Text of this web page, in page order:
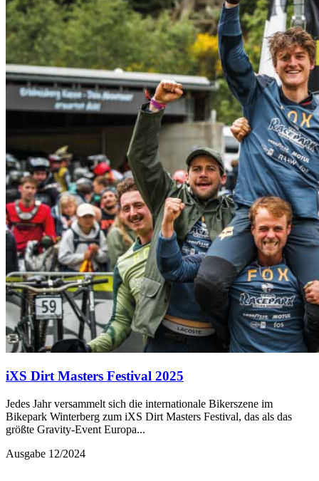
iXS Dirt Masters Festival 2025
Jedes Jahr versammelt sich die internationale Bikerszene im
Bikepark Winterberg zum iXS Dirt Masters Festival, das als das
größte Gravity-Event Europa...
Ausgabe 12/2024